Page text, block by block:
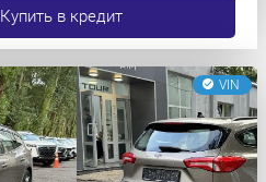
Купить в кредит
VIN